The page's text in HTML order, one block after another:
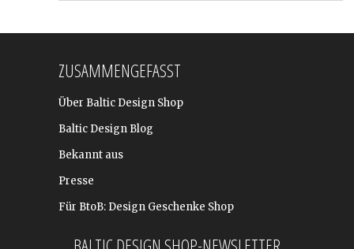
ZUSAMMENGEFASST
Über Baltic Design Shop
Baltic Design Blog
Bekannt aus
Presse
Für BtoB: Design Geschenke Shop